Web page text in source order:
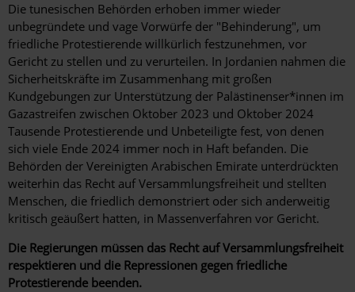
Die tunesischen Behörden erhoben immer wieder
unbegründete und vage Vorwürfe der "Behinderung", um
friedliche Protestierende willkürlich festzunehmen, vor
Gericht zu stellen und zu verurteilen. In Jordanien nahmen die
Sicherheitskräfte im Zusammenhang mit großen
Kundgebungen zur Unterstützung der Palästinenser*innen im
Gazastreifen zwischen Oktober 2023 und Oktober 2024
Tausende Protestierende und Unbeteiligte fest, von denen
sich viele Ende 2024 immer noch in Haft befanden. Die
Behörden der Vereinigten Arabischen Emirate unterdrückten
weiterhin das Recht auf Versammlungsfreiheit und stellten
Menschen, die friedlich demonstriert oder sich anderweitig
kritisch geäußert hatten, in Massenverfahren vor Gericht.
Die Regierungen müssen das Recht auf Versammlungsfreiheit
respektieren und die Repressionen gegen friedliche
Protestierende beenden.